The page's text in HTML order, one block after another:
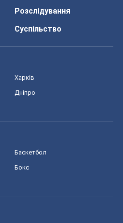
Розслідування
Суспільство
Харків
Дніпро
Баскетбол
Бокс